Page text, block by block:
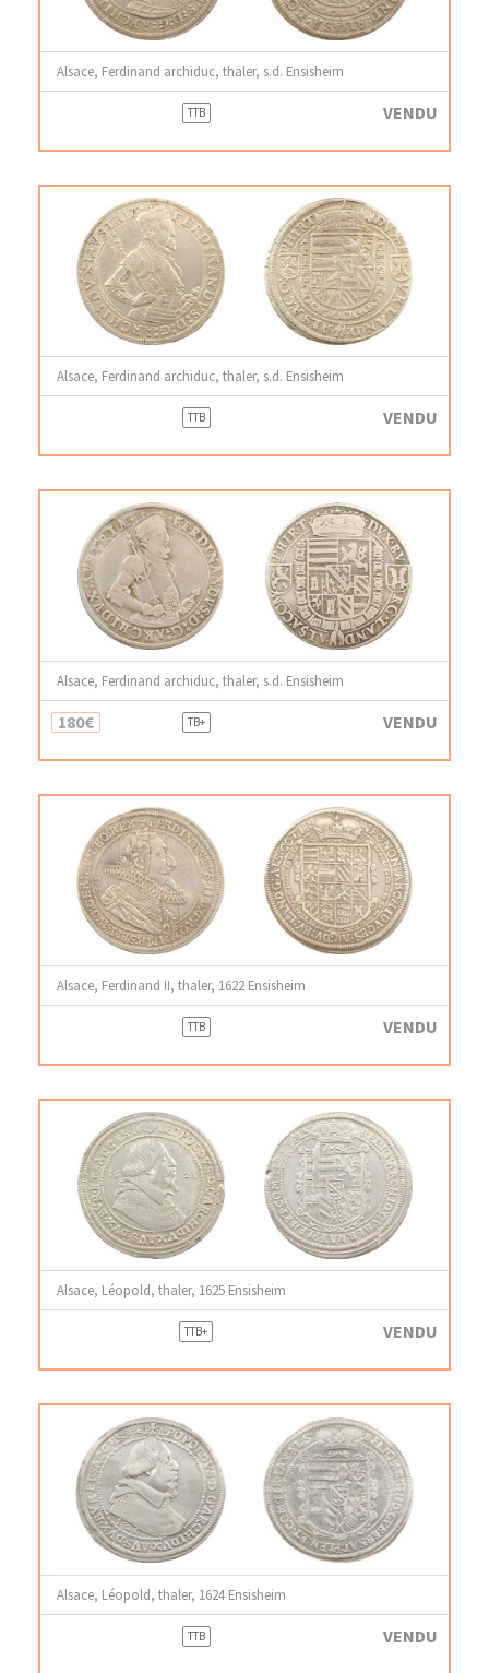
Alsace, Ferdinand archiduc, thaler, s.d. Ensisheim
TTB VENDU
Alsace, Ferdinand archiduc, thaler, s.d. Ensisheim
TTB VENDU
Alsace, Ferdinand archiduc, thaler, s.d. Ensisheim
180€ TB+ VENDU
Alsace, Ferdinand II, thaler, 1622 Ensisheim
TTB VENDU
Alsace, Léopold, thaler, 1625 Ensisheim
TTB+ VENDU
Alsace, Léopold, thaler, 1624 Ensisheim
TTB VENDU